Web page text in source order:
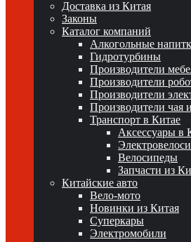
Доставка из Китая
Законы
Каталог компаний
Алкогольные
Гидротурбины
Производители
Производители
Производители
Производители чая
Транспорт в Китае
Аксессуары в
Велосипеды
Запчасти из
Китайские авто
Вело-мото
Новинки из Китая
Суперкары
Электромобили